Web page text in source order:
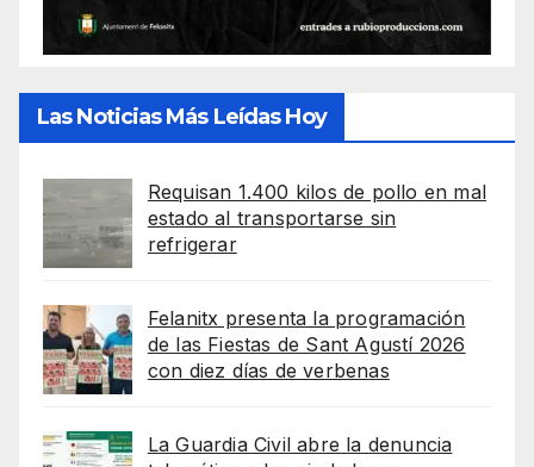
Las Noticias Más Leídas Hoy
Requisan 1.400 kilos de pollo en mal
estado al transportarse sin
refrigerar
Felanitx presenta la programación
de las Fiestas de Sant Agustí 2026
con diez días de verbenas
La Guardia Civil abre la denuncia